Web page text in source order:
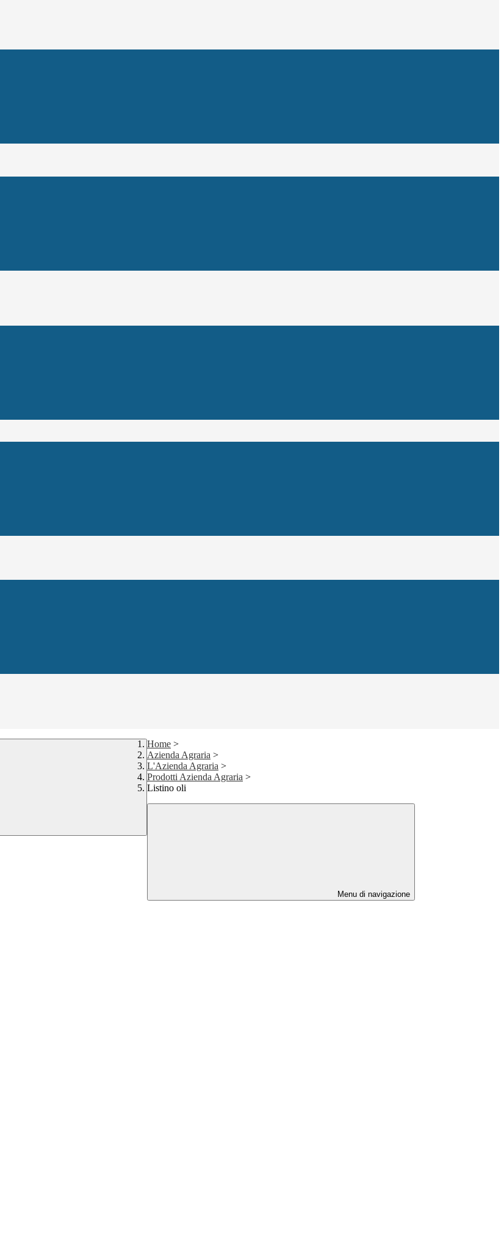
Home >
Azienda Agraria >
L'Azienda Agraria >
Prodotti Azienda Agraria >
Listino oli
Menu di navigazione